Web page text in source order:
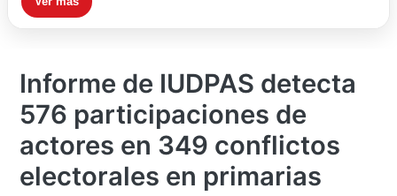
Informe de IUDPAS detecta
576 participaciones de
actores en 349 conflictos
electorales en primarias